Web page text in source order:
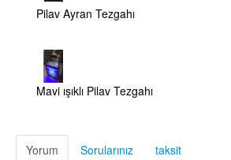
Pilav Ayran Tezgahı
Mavi ışıklı Pilav Tezgahı
Yorum Sorularınız taksit